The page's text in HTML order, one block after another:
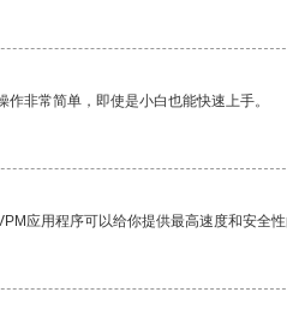
作非常简单，即使是小白也能快速上手。
应用程序可以给你提供最高速度和安全